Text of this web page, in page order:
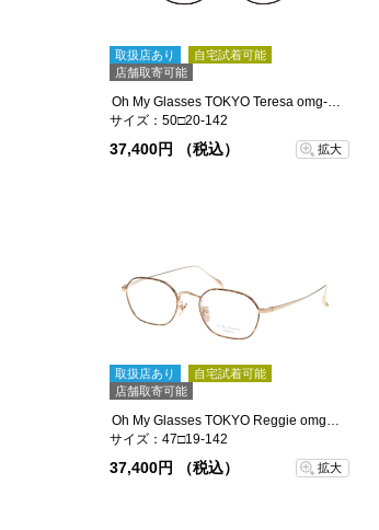
取扱店あり
自宅試着可能
店舗取寄可能
Oh My Glasses TOKYO Teresa omg-152-MBR-50
サイズ：50□20-142
37,400円 （税込） 拡大
取扱店あり
自宅試着可能
店舗取寄可能
Oh My Glasses TOKYO Reggie omg-089-DM-47
サイズ：47□19-142
37,400円 （税込） 拡大